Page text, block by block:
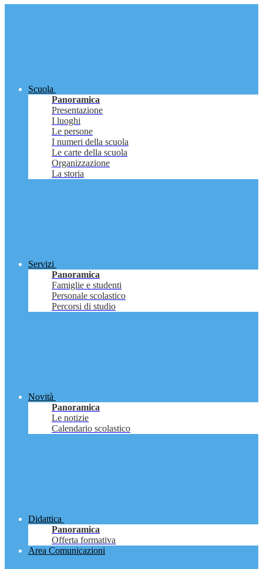
Scuola
Panoramica
Presentazione
I luoghi
Le persone
I numeri della scuola
Le carte della scuola
Organizzazione
La storia
Servizi
Panoramica
Famiglie e studenti
Personale scolastico
Percorsi di studio
Novità
Panoramica
Le notizie
Calendario scolastico
Didattica
Panoramica
Offerta formativa
Area Comunicazioni